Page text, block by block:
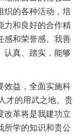
织的各种活动，培
力和良好的合作精
感和荣誉感。我善
认真、踏实，能够
效益，全面实施科
才的用武之地。贵
改革将是我建功立
所学的知识和贵公